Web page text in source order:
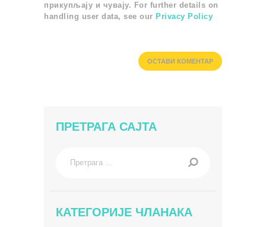
прикупљају и чувају. For further details on
handling user data, see our Privacy Policy
ПРЕТРАГА САЈТА
КАТЕГОРИЈЕ ЧЛАНАКА